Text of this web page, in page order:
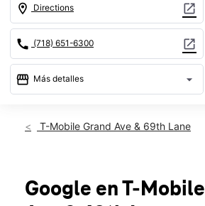
location_on Directions open_in_new
call (718) 651-6300 open_in_new
storefront Más detalles arrow_drop_down
Vie.:10:00 a.m. a 8:00 p.m.
Mar.:10:00 a.m. a 8:00 p.m.
Mié.:10:00 a.m. a 8:00 p.m.
T-Mobile Grand Ave & 69th Lane
Google en T-Mobile